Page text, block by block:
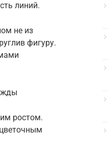
линий.
не из
фигуру.
ростом.